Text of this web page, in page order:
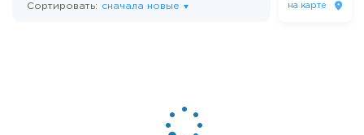
Сортировать: сначала новые на карте